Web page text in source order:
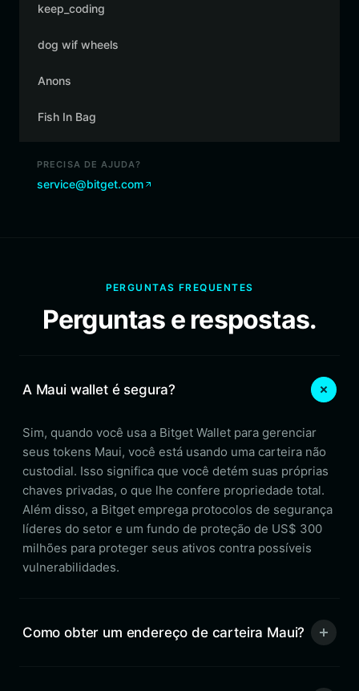
keep_coding
dog wif wheels
Anons
Fish In Bag
PRECISA DE AJUDA?
service@bitget.com
PERGUNTAS FREQUENTES
Perguntas e respostas.
A Maui wallet é segura?
Sim, quando você usa a Bitget Wallet para gerenciar
seus tokens Maui, você está usando uma carteira não
custodial. Isso significa que você detém suas próprias
chaves privadas, o que lhe confere propriedade total.
Além disso, a Bitget emprega protocolos de segurança
líderes do setor e um fundo de proteção de US$ 300
milhões para proteger seus ativos contra possíveis
vulnerabilidades.
Como obter um endereço de carteira Maui?